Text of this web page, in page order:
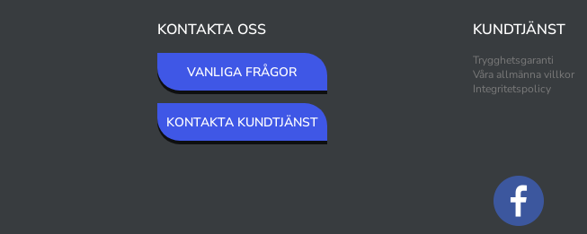
KONTAKTA OSS
VANLIGA FRÅGOR
KONTAKTA KUNDTJÄNST
KUNDTJÄNST
Trygghetsgaranti
Våra allmänna villkor
Integritetspolicy